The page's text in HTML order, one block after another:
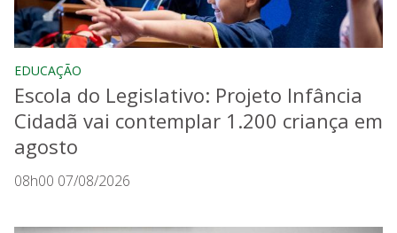
EDUCAÇÃO
Escola do Legislativo: Projeto Infância
Cidadã vai contemplar 1.200 criança em
agosto
08h00 07/08/2026